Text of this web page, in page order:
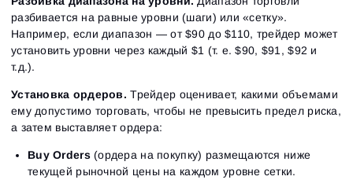
разбивается на равные уровни (шаги) или «сетку».
Например, если диапазон — от $90 до $110, трейдер может
установить уровни через каждый $1 (т. е. $90, $91, $92 и
т.д.).
Установка ордеров.Трейдер оценивает, какими объемами
ему допустимо торговать, чтобы не превысить предел риска,
а затем выставляет ордера:
Buy Orders(ордера на покупку) размещаются ниже
текущей рыночной цены на каждом уровне сетки.